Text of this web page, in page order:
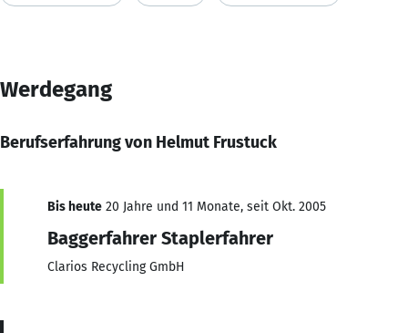
Werdegang
Berufserfahrung von Helmut Frustuck
Bis heute 20 Jahre und 11 Monate, seit Okt. 2005
Baggerfahrer Staplerfahrer
Clarios Recycling GmbH